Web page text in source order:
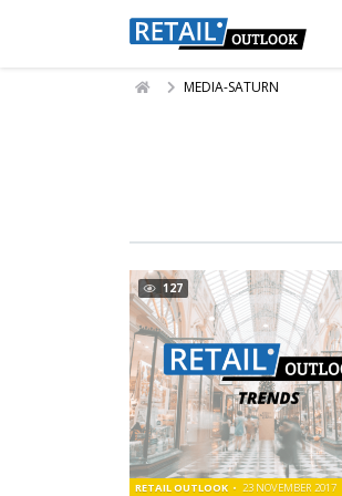
MEDIA-SATURN
127
RETAIL OUTLOOK 23 NOVEMBER 2017